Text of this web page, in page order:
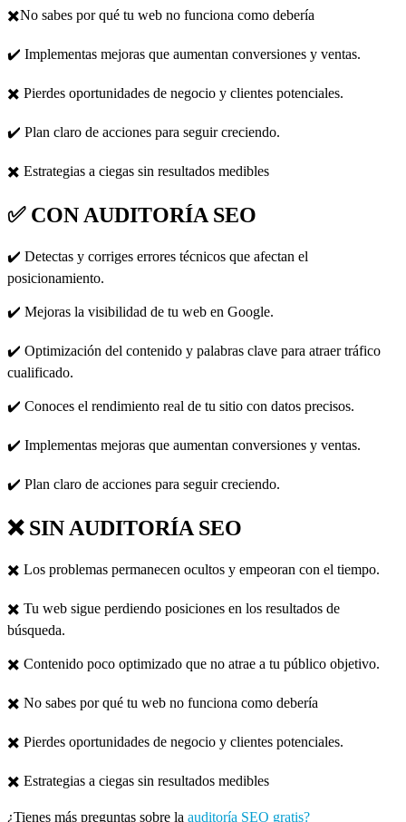
✖️No sabes por qué tu web no funciona como debería
✔️ Implementas mejoras que aumentan conversiones y ventas.
✖️ Pierdes oportunidades de negocio y clientes potenciales.
✔️ Plan claro de acciones para seguir creciendo.
✖️ Estrategias a ciegas sin resultados medibles
✅ CON AUDITORÍA SEO
✔️ Detectas y corriges errores técnicos que afectan el
posicionamiento.
✔️ Mejoras la visibilidad de tu web en Google.
✔️ Optimización del contenido y palabras clave para atraer tráfico
cualificado.
✔️ Conoces el rendimiento real de tu sitio con datos precisos.
✔️ Implementas mejoras que aumentan conversiones y ventas.
✔️ Plan claro de acciones para seguir creciendo.
❌ SIN AUDITORÍA SEO
✖️ Los problemas permanecen ocultos y empeoran con el tiempo.
✖️ Tu web sigue perdiendo posiciones en los resultados de
búsqueda.
✖️ Contenido poco optimizado que no atrae a tu público objetivo.
✖️ No sabes por qué tu web no funciona como debería
✖️ Pierdes oportunidades de negocio y clientes potenciales.
✖️ Estrategias a ciegas sin resultados medibles
¿Tienes más preguntas sobre la auditoría SEO gratis?